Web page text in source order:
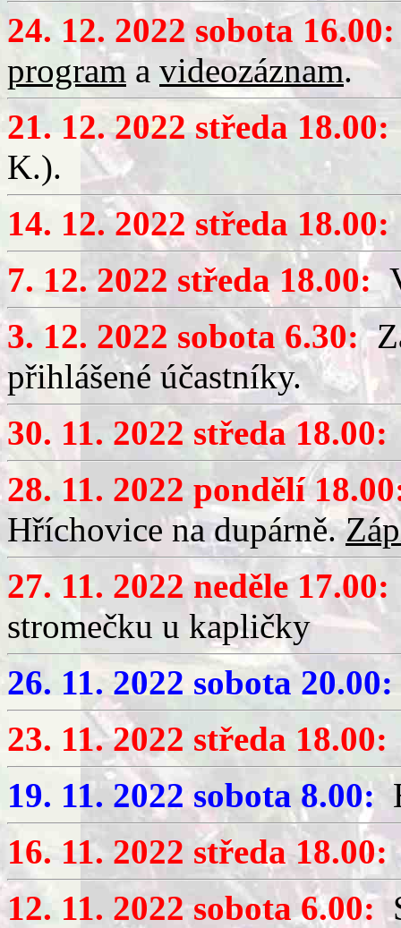
24. 12. 2022 sobota 16.00:
program a videozáznam.
21. 12. 2022 středa 18.00:
K.).
14. 12. 2022 středa 18.00:
7. 12. 2022 středa 18.00:
3. 12. 2022 sobota 6.30:
přihlášené účastníky.
30. 11. 2022 středa 18.00:
28. 11. 2022 pondělí
Hříchovice na dupárně.
27. 11. 2022 neděle 17.00:
stromečku u kapličky
26. 11. 2022 sobota 20.00:
23. 11. 2022 středa 18.00:
19. 11. 2022 sobota 8.00:
16. 11. 2022 středa 18.00:
12. 11. 2022 sobota 6.00: